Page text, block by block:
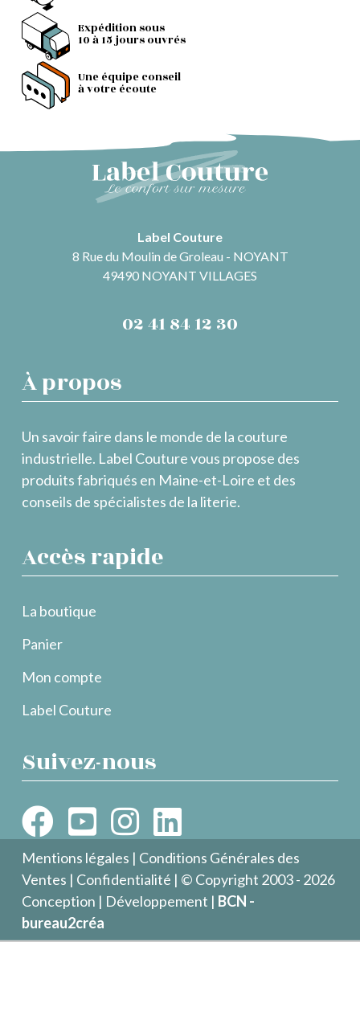
Expédition sous
10 à 15 jours ouvrés
Une équipe conseil
à votre écoute
Label Couture
8 Rue du Moulin de Groleau - NOYANT
49490 NOYANT VILLAGES
02 41 84 12 30
À propos
Un savoir faire dans le monde de la couture
industrielle. Label Couture vous propose des
produits fabriqués en Maine-et-Loire et des
conseils de spécialistes de la literie.
Accès rapide
La boutique
Panier
Mon compte
Label Couture
Suivez-nous
Mentions légales | Conditions Générales des
Ventes | Confidentialité | © Copyright 2003 - 2026
Conception | Développement | BCN -
bureau2créa